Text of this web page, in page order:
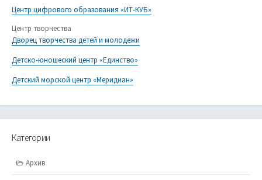
Центр цифрового образования «ИТ-КУБ»
Центр творчества
Дворец творчества детей и молодежи
Детско-юношеский центр «Единство»
Детский морской центр «Меридиан»
Категории
Архив